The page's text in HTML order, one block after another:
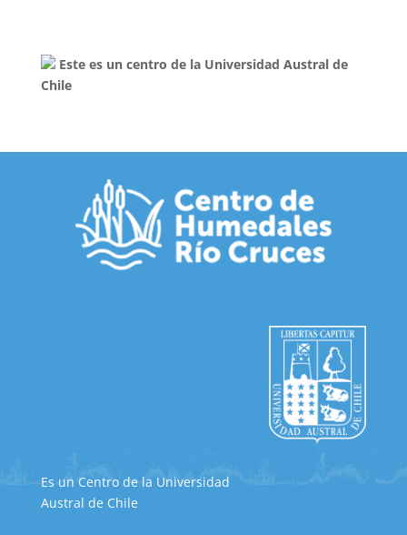
Este es un centro de la Universidad Austral de
Chile
Es un Centro de la Universidad
Austral de Chile